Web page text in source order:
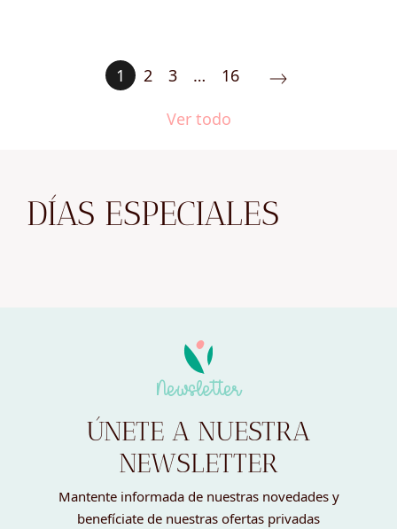
1 2 3 … 16
Ver todo
DÍAS ESPECIALES
Newsletter
ÚNETE A NUESTRA
NEWSLETTER
Mantente informada de nuestras novedades y
benefíciate de nuestras ofertas privadas